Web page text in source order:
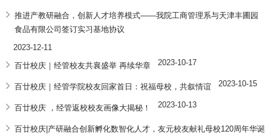
推进产教研融合，创新人才培养模式——我院工商管理系与天津丰圃园
食品有限公司签订实习基地协议
2023-12-11
百廿校庆｜经管校友共襄盛举 再续华章
2023-10-17
百廿校庆｜经管学院校友回家首日：祝福母校，共叙情谊 2023-10-15
百廿校庆 ，经管返校校友画像大揭秘！ 2023-10-13
百廿校庆|产研融合创新孵化数智化人才，友元校友献礼母校120周年华诞